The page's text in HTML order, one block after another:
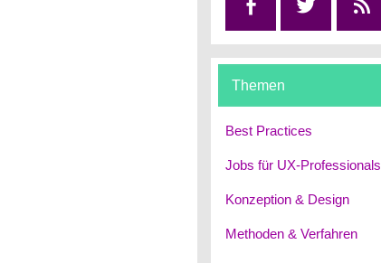
Themen
Best Practices
Jobs für UX-Professionals
Konzeption & Design
Methoden & Verfahren